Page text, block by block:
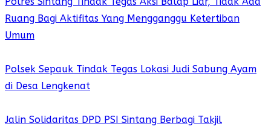
Ruang Bagi Aktifitas Yang Mengganggu Ketertiban
Umum
Polsek Sepauk Tindak Tegas Lokasi Judi Sabung Ayam
di Desa Lengkenat
Jalin Solidaritas DPD PSI Sintang Berbagi Takjil